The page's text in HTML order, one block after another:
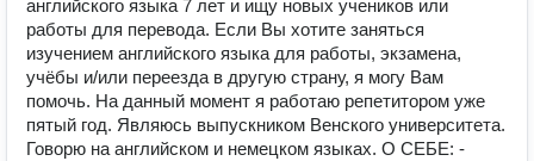
английского языка 7 лет и ищу новых учеников или
работы для перевода. Если Вы хотите заняться
изучением английского языка для работы, экзамена,
учёбы и/или переезда в другую страну, я могу Вам
помочь. На данный момент я работаю репетитором уже
пятый год. Являюсь выпускником Венского университета.
Говорю на английском и немецком языках. О СЕБЕ: -